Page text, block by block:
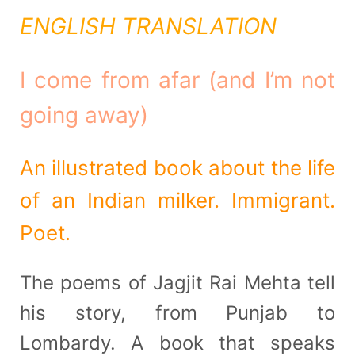
ENGLISH TRANSLATION
I come from afar (and I’m not
going away)
An illustrated book about the life
of an Indian milker. Immigrant.
Poet.
The poems of Jagjit Rai Mehta tell
his story, from Punjab to
Lombardy. A book that speaks